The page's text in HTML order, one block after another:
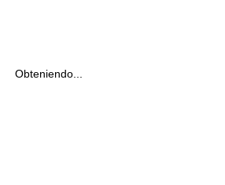
Obteniendo...